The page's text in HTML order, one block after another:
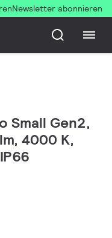
Newsletter abonnieren
Small Gen2,
4000 K,